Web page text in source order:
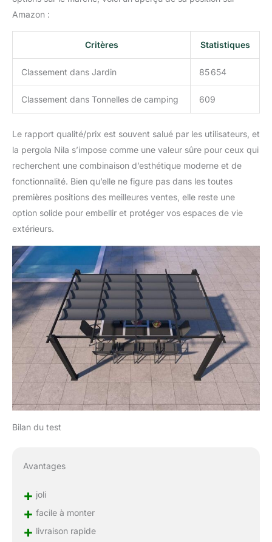
fournies. L'ancrage au
sécurisé pour garantir la
stabilité de l'ensemble
face aux brises estivales.
Assemblage Guidé et
pergola Nila est livrée en
kit complet dans un
optimisé de 33,8 kg. Une
notice d'installation
illustrée est incluse pour
un montage collaboratif
simple, rapide et sécurisé
à deux personnes.
Garantie Constructeur de
tranquillité d'esprit totale
grâce à la garantie
constructeur de 24 mois
incluse. La livraison
standard est
programmée "pas de
porte" au pied de votre
domicile ou de votre
immeuble.
Amazon :
Critères Statistiques
Classement dans Jardin 85 654
Classement dans Tonnelles de camping 609
Le rapport qualité/prix est souvent salué par les utilisateurs, et
la pergola Nila s’impose comme une valeur sûre pour ceux qui
recherchent une combinaison d’esthétique moderne et de
fonctionnalité. Bien qu’elle ne figure pas dans les toutes
premières positions des meilleures ventes, elle reste une
option solide pour embellir et protéger vos espaces de vie
extérieurs.
Bilan du test
Avantages
+ joli
+ facile à monter
+ livraison rapide